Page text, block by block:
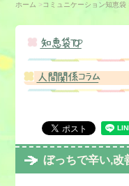
ホーム >コミュニケーション知恵袋
知恵袋TOP
人間関係コラム
ぼっちで辛い,改